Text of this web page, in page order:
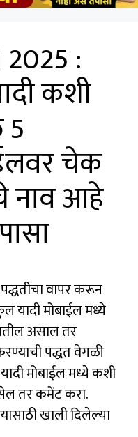
:
कशी
5
चेक
नाव आहे
वापर करून
यादी मोबाईल मध्ये
असाल तर
पद्धत वेगळी
मोबाईल मध्ये कशी
तर कमेंट करा.
खाली दिलेल्या